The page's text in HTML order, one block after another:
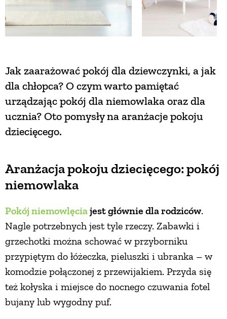
Jak zaarażować pokój dla dziewczynki, a jak
dla chłopca? O czym warto pamiętać
urządzając pokój dla niemowlaka oraz dla
ucznia? Oto pomysły na aranżacje pokoju
dziecięcego.
Aranżacja pokoju dziecięcego: pokój
niemowlaka
Pokój niemowlęciajest głównie dla rodziców.
Nagle potrzebnych jest tyle rzeczy. Zabawki i
grzechotki można schować w przyborniku
przypiętym do łóżeczka, pieluszki i ubranka – w
komodzie połączonej z przewijakiem. Przyda się
też kołyska i miejsce do nocnego czuwania fotel
bujany lub wygodny puf.